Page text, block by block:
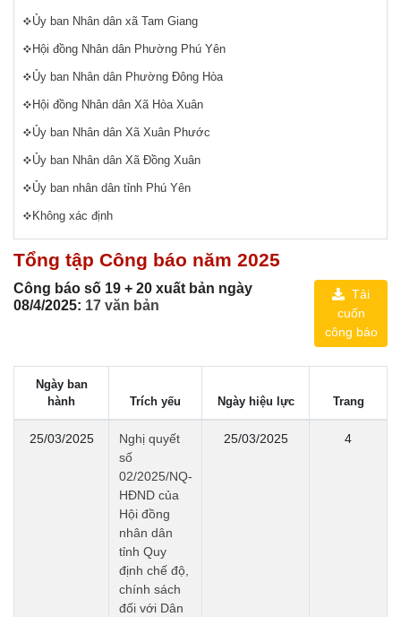
Ủy ban Nhân dân xã Tam Giang
Hội đồng Nhân dân Phường Phú Yên
Ủy ban Nhân dân Phường Đông Hòa
Hội đồng Nhân dân Xã Hòa Xuân
Ủy ban Nhân dân Xã Xuân Phước
Ủy ban Nhân dân Xã Đồng Xuân
Ủy ban nhân dân tỉnh Phú Yên
Không xác định
Tổng tập Công báo năm 2025
Công báo số 19 + 20 xuất bản ngày
08/4/2025: 17 văn bản
Tải
cuốn
công báo
Ngày ban
hành
Trích yếu Ngày hiệu lực Trang
25/03/2025
Nghị quyết
số
02/2025/NQ-
HĐND của
Hội đồng
nhân dân
tỉnh Quy
định chế độ,
chính sách
đối với Dân
25/03/2025 4